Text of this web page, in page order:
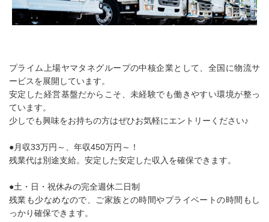
プライム上場ヤマタネグループの中核企業として、全国に物流サ
ービスを展開しています。
安定した経営基盤だからこそ、未経験でも働きやすい環境が整っ
ています。
少しでも興味をお持ちの方はぜひお気軽にエントリーください♪
●月収33万円～、年収450万円～！
残業代は別途支給。安定した安定した収入を確保できます。
●土・日・祝休みの完全週休二日制
残業も少なめなので、ご家族との時間やプライベートの時間もし
っかり確保できます。